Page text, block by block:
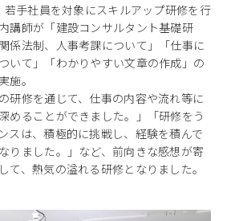
若手社員を対象にスキルアップ研修を行
講師が「建設コンサルタント基礎研
係法制、人事考課について」「仕事に
いて」「わかりやすい文章の作成」の
施。
研修を通じて、仕事の内容や流れ等に
めることができました。」「研修をう
スは、積極的に挑戦し、経験を積んで
りました。」など、前向きな感想が寄
て、熱気の溢れる研修となりました。